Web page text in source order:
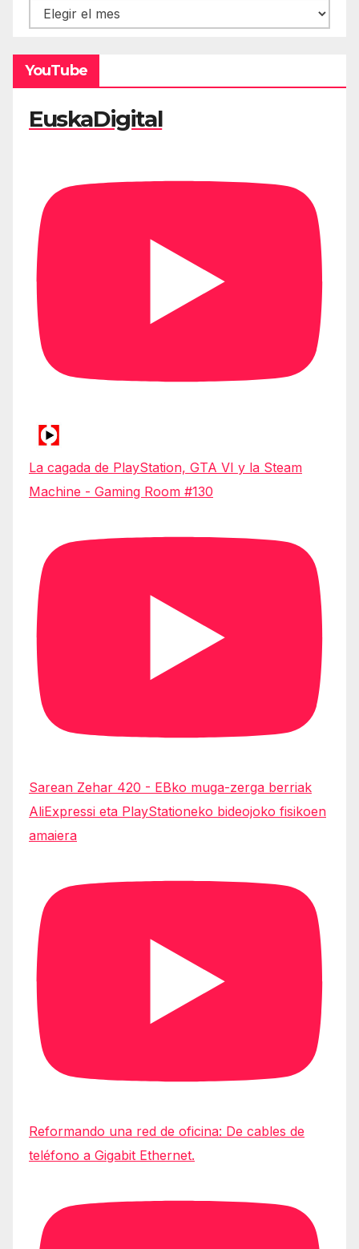
Hemeroteca
YouTube
EuskaDigital
La cagada de PlayStation, GTA VI y la Steam
Machine - Gaming Room #130
Sarean Zehar 420 - EBko muga-zerga berriak
AliExpressi eta PlayStationeko bideojoko fisikoen
amaiera
Reformando una red de oficina: De cables de
teléfono a Gigabit Ethernet.